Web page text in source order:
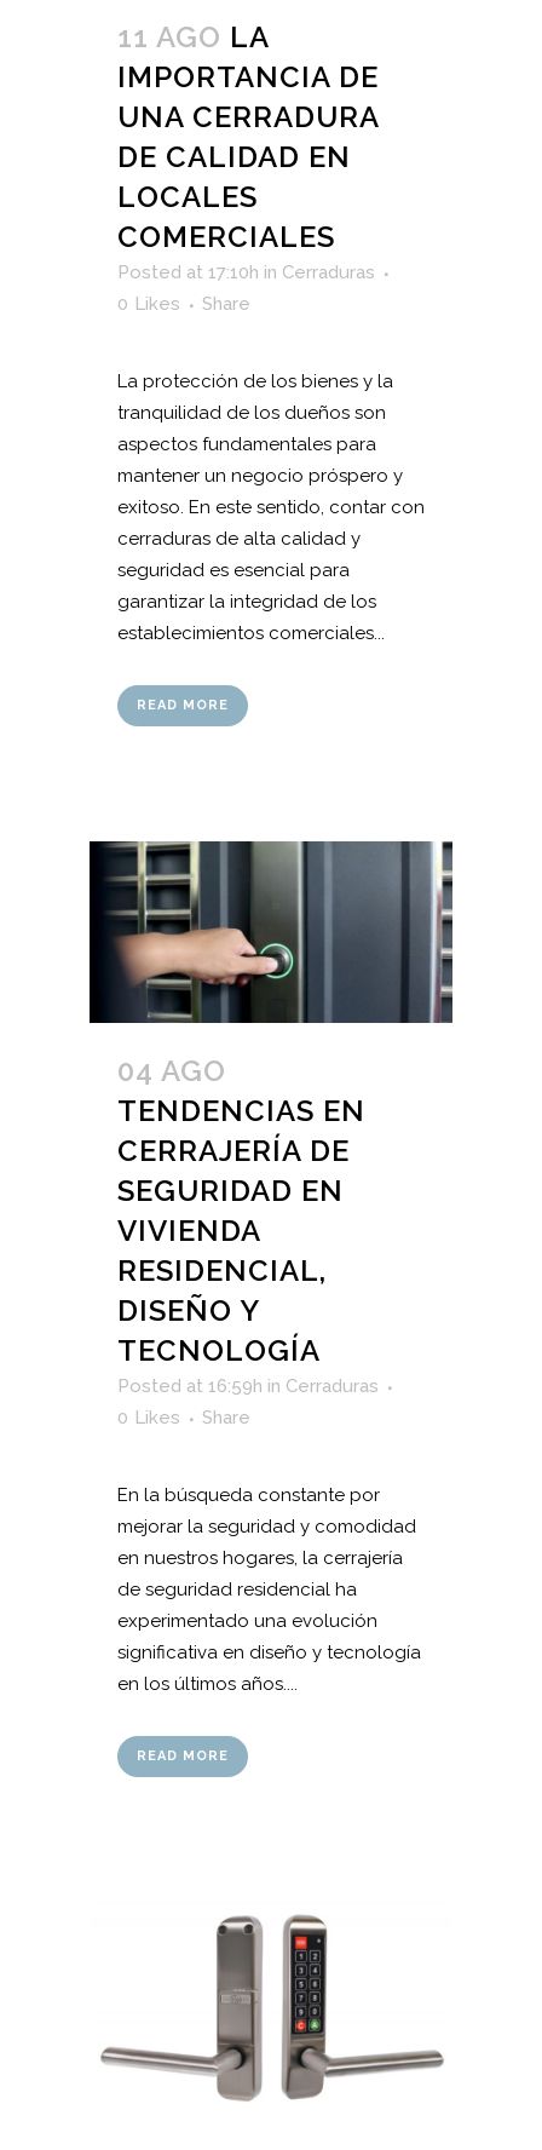
11 AGO LA
IMPORTANCIA DE
UNA CERRADURA
DE CALIDAD EN
LOCALES
COMERCIALES
Posted at 17:10h in Cerraduras
0 Likes Share
La protección de los bienes y la
tranquilidad de los dueños son
aspectos fundamentales para
mantener un negocio próspero y
exitoso. En este sentido, contar con
cerraduras de alta calidad y
seguridad es esencial para
garantizar la integridad de los
establecimientos comerciales...
READ MORE
04 AGO
TENDENCIAS EN
CERRAJERÍA DE
SEGURIDAD EN
VIVIENDA
RESIDENCIAL,
DISEÑO Y
TECNOLOGÍA
Posted at 16:59h in Cerraduras
0 Likes Share
En la búsqueda constante por
mejorar la seguridad y comodidad
en nuestros hogares, la cerrajería
de seguridad residencial ha
experimentado una evolución
significativa en diseño y tecnología
en los últimos años....
READ MORE